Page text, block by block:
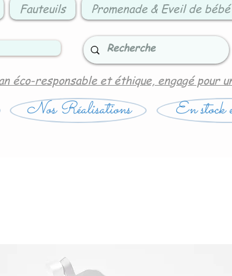
Fauteuils Promenade & Eveil de bébé
éco-responsable et éthique, engagé pour
Nos Réalisations En stock